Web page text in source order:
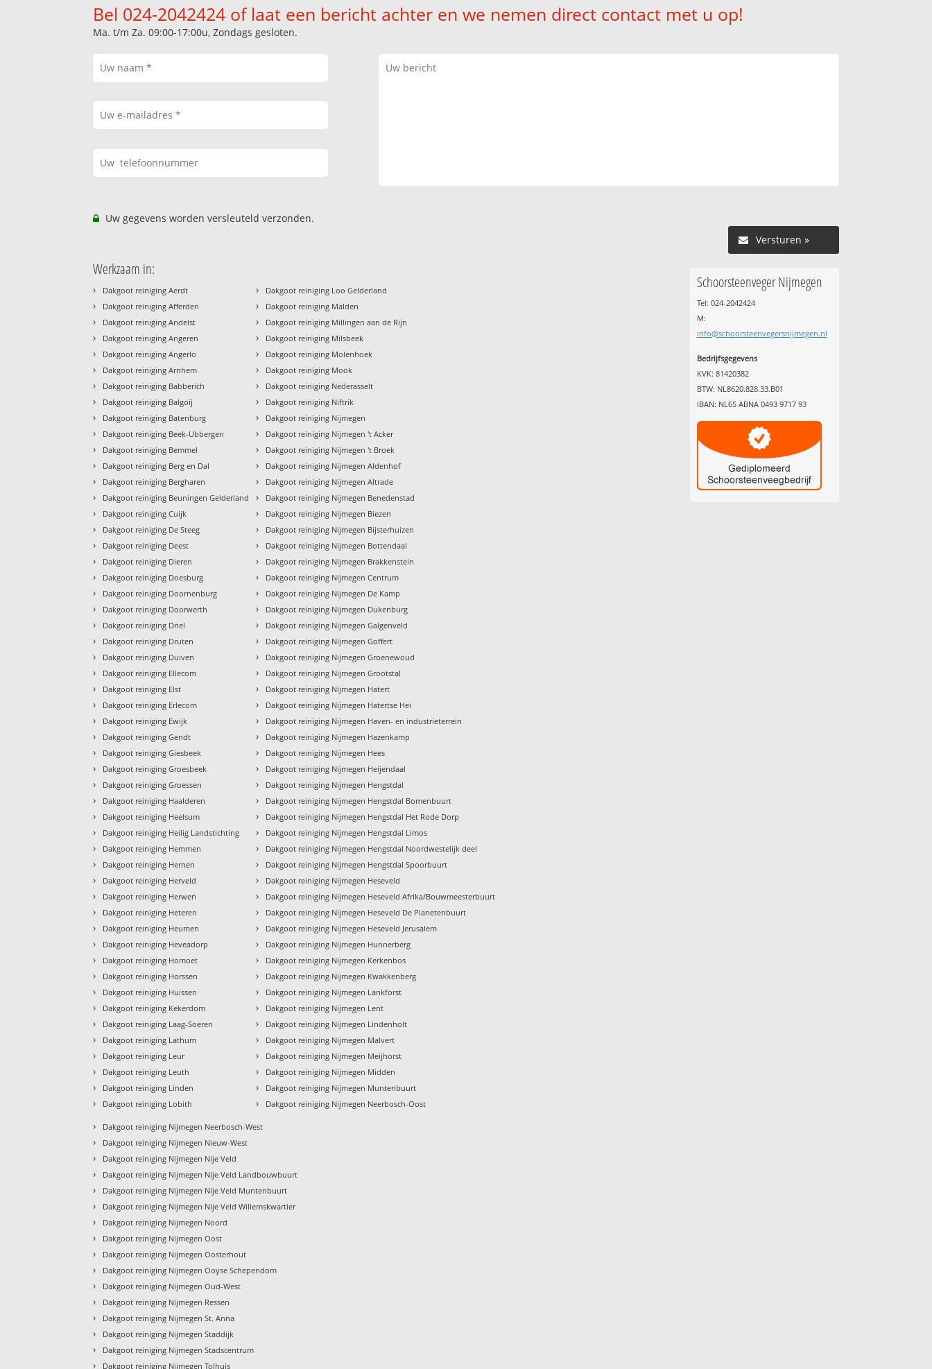
Bel 024-2042424 of laat een bericht achter en we nemen direct contact met u op!
Ma. t/m Za. 09:00-17:00u, Zondags gesloten.
Uw gegevens worden versleuteld verzonden.
Versturen »
Werkzaam in:
› Dakgoot reiniging Aerdt
› Dakgoot reiniging Afferden
› Dakgoot reiniging Andelst
› Dakgoot reiniging Angeren
› Dakgoot reiniging Angerlo
› Dakgoot reiniging Arnhem
› Dakgoot reiniging Babberich
› Dakgoot reiniging Balgoij
› Dakgoot reiniging Batenburg
› Dakgoot reiniging Beek-Ubbergen
› Dakgoot reiniging Bemmel
› Dakgoot reiniging Berg en Dal
› Dakgoot reiniging Bergharen
› Dakgoot reiniging Beuningen Gelderland
› Dakgoot reiniging Cuijk
› Dakgoot reiniging De Steeg
› Dakgoot reiniging Deest
› Dakgoot reiniging Dieren
› Dakgoot reiniging Doesburg
› Dakgoot reiniging Doornenburg
› Dakgoot reiniging Doorwerth
› Dakgoot reiniging Driel
› Dakgoot reiniging Druten
› Dakgoot reiniging Duiven
› Dakgoot reiniging Ellecom
› Dakgoot reiniging Elst
› Dakgoot reiniging Erlecom
› Dakgoot reiniging Ewijk
› Dakgoot reiniging Gendt
› Dakgoot reiniging Giesbeek
› Dakgoot reiniging Groesbeek
› Dakgoot reiniging Groessen
› Dakgoot reiniging Haalderen
› Dakgoot reiniging Heelsum
› Dakgoot reiniging Heilig Landstichting
› Dakgoot reiniging Hemmen
› Dakgoot reiniging Hernen
› Dakgoot reiniging Herveld
› Dakgoot reiniging Herwen
› Dakgoot reiniging Heteren
› Dakgoot reiniging Heumen
› Dakgoot reiniging Heveadorp
› Dakgoot reiniging Homoet
› Dakgoot reiniging Horssen
› Dakgoot reiniging Huissen
› Dakgoot reiniging Kekerdom
› Dakgoot reiniging Laag-Soeren
› Dakgoot reiniging Lathum
› Dakgoot reiniging Leur
› Dakgoot reiniging Leuth
› Dakgoot reiniging Linden
› Dakgoot reiniging Lobith
› Dakgoot reiniging Loo Gelderland
› Dakgoot reiniging Malden
› Dakgoot reiniging Millingen aan de Rijn
› Dakgoot reiniging Milsbeek
› Dakgoot reiniging Molenhoek
› Dakgoot reiniging Mook
› Dakgoot reiniging Nederasselt
› Dakgoot reiniging Niftrik
› Dakgoot reiniging Nijmegen
› Dakgoot reiniging Nijmegen 't Acker
› Dakgoot reiniging Nijmegen 't Broek
› Dakgoot reiniging Nijmegen Aldenhof
› Dakgoot reiniging Nijmegen Altrade
› Dakgoot reiniging Nijmegen Benedenstad
› Dakgoot reiniging Nijmegen Biezen
› Dakgoot reiniging Nijmegen Bijsterhuizen
› Dakgoot reiniging Nijmegen Bottendaal
› Dakgoot reiniging Nijmegen Brakkenstein
› Dakgoot reiniging Nijmegen Centrum
› Dakgoot reiniging Nijmegen De Kamp
› Dakgoot reiniging Nijmegen Dukenburg
› Dakgoot reiniging Nijmegen Galgenveld
› Dakgoot reiniging Nijmegen Goffert
› Dakgoot reiniging Nijmegen Groenewoud
› Dakgoot reiniging Nijmegen Grootstal
› Dakgoot reiniging Nijmegen Hatert
› Dakgoot reiniging Nijmegen Hatertse Hei
› Dakgoot reiniging Nijmegen Haven- en industrieterrein
› Dakgoot reiniging Nijmegen Hazenkamp
› Dakgoot reiniging Nijmegen Hees
› Dakgoot reiniging Nijmegen Heijendaal
› Dakgoot reiniging Nijmegen Hengstdal
› Dakgoot reiniging Nijmegen Hengstdal Bomenbuurt
› Dakgoot reiniging Nijmegen Hengstdal Het Rode Dorp
› Dakgoot reiniging Nijmegen Hengstdal Limos
› Dakgoot reiniging Nijmegen Hengstdal Noordwestelijk deel
› Dakgoot reiniging Nijmegen Hengstdal Spoorbuurt
› Dakgoot reiniging Nijmegen Heseveld
› Dakgoot reiniging Nijmegen Heseveld Afrika/Bouwmeesterbuurt
› Dakgoot reiniging Nijmegen Heseveld De Planetenbuurt
› Dakgoot reiniging Nijmegen Heseveld Jerusalem
› Dakgoot reiniging Nijmegen Hunnerberg
› Dakgoot reiniging Nijmegen Kerkenbos
› Dakgoot reiniging Nijmegen Kwakkenberg
› Dakgoot reiniging Nijmegen Lankforst
› Dakgoot reiniging Nijmegen Lent
› Dakgoot reiniging Nijmegen Lindenholt
› Dakgoot reiniging Nijmegen Malvert
› Dakgoot reiniging Nijmegen Meijhorst
› Dakgoot reiniging Nijmegen Midden
› Dakgoot reiniging Nijmegen Muntenbuurt
› Dakgoot reiniging Nijmegen Neerbosch-Oost
› Dakgoot reiniging Nijmegen Neerbosch-West
› Dakgoot reiniging Nijmegen Nieuw-West
› Dakgoot reiniging Nijmegen Nije Veld
› Dakgoot reiniging Nijmegen Nije Veld Landbouwbuurt
› Dakgoot reiniging Nijmegen Nije Veld Muntenbuurt
› Dakgoot reiniging Nijmegen Nije Veld Willemskwartier
› Dakgoot reiniging Nijmegen Noord
› Dakgoot reiniging Nijmegen Oost
› Dakgoot reiniging Nijmegen Oosterhout
› Dakgoot reiniging Nijmegen Ooyse Schependom
› Dakgoot reiniging Nijmegen Oud-West
› Dakgoot reiniging Nijmegen Ressen
› Dakgoot reiniging Nijmegen St. Anna
› Dakgoot reiniging Nijmegen Staddijk
› Dakgoot reiniging Nijmegen Stadscentrum
› Dakgoot reiniging Nijmegen Tolhuis
Schoorsteenveger Nijmegen
Tel: 024-2042424
M:
info@schoorsteenvegersnijmegen.nl
Bedrijfsgegevens
KVK: 81420382
BTW: NL8620.828.33.B01
IBAN: NL65 ABNA 0493 9717 93